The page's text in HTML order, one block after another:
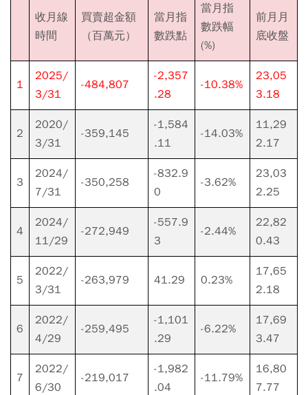
收月線
時間
買賣超金額
（百萬元）
當月指
數跌點
當月指
數跌幅
(%)
前月月
底收盤
1
2025/
3/31
-484,807
-2,357
.28
-10.38%
23,05
3.18
2
2020/
3/31
-359,145
-1,584
.11
-14.03%
11,29
2.17
3
2024/
7/31
-350,258
-832.9
0
-3.62%
23,03
2.25
4
2024/
11/29
-272,949
-557.9
3
-2.44%
22,82
0.43
5
2022/
3/31
-263,979 41.29 0.23%
17,65
2.18
6
2022/
4/29
-259,495
-1,101
.29
-6.22%
17,69
3.47
7
2022/
6/30
-219,017
-1,982
.04
-11.79%
16,80
7.77